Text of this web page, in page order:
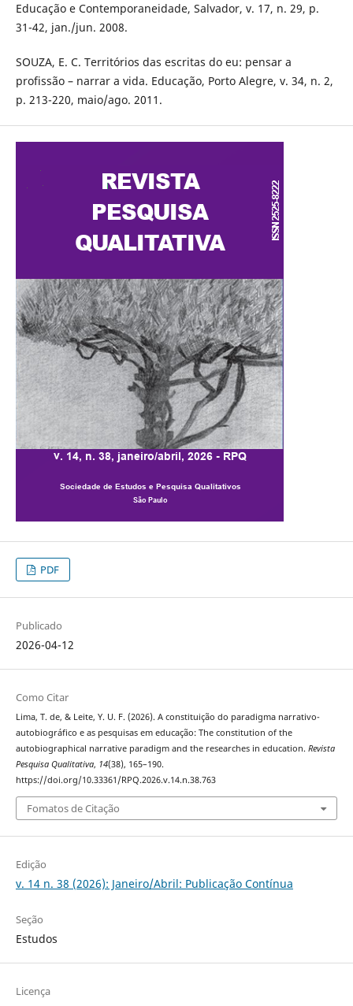
Educação e Contemporaneidade, Salvador, v. 17, n. 29, p.
31-42, jan./jun. 2008.
SOUZA, E. C. Territórios das escritas do eu: pensar a
profissão – narrar a vida. Educação, Porto Alegre, v. 34, n. 2,
p. 213-220, maio/ago. 2011.
PDF
Publicado
2026-04-12
Como Citar
Lima, T. de, & Leite, Y. U. F. (2026). A constituição do paradigma narrativo-
autobiográfico e as pesquisas em educação: The constitution of the
autobiographical narrative paradigm and the researches in education. Revista
Pesquisa Qualitativa, 14(38), 165–190.
https://doi.org/10.33361/RPQ.2026.v.14.n.38.763
Fomatos de Citação
Edição
v. 14 n. 38 (2026): Janeiro/Abril: Publicação Contínua
Seção
Estudos
Licença